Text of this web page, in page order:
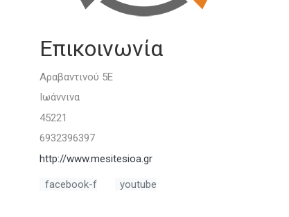
Επικοινωνία
Αραβαντινού 5Ε
Ιωάννινα
45221
6932396397
http://www.mesitesioa.gr
facebook-f youtube